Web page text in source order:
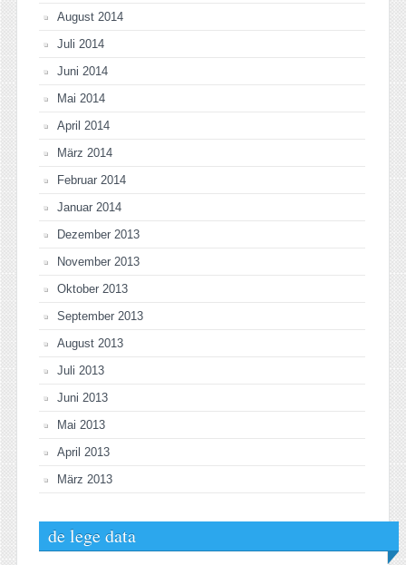
August 2014
Juli 2014
Juni 2014
Mai 2014
April 2014
März 2014
Februar 2014
Januar 2014
Dezember 2013
November 2013
Oktober 2013
September 2013
August 2013
Juli 2013
Juni 2013
Mai 2013
April 2013
März 2013
de lege data